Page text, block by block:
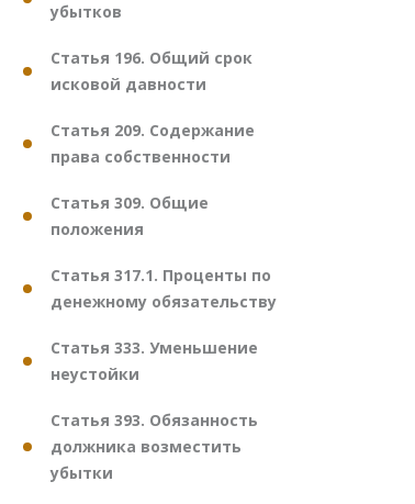
убытков
Статья 196. Общий срок
исковой давности
Статья 209. Содержание
права собственности
Статья 309. Общие
положения
Статья 317.1. Проценты по
денежному обязательству
Статья 333. Уменьшение
неустойки
Статья 393. Обязанность
должника возместить
убытки